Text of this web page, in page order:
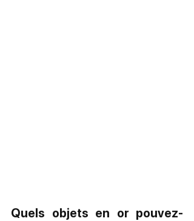
Quels objets en or pouvez-